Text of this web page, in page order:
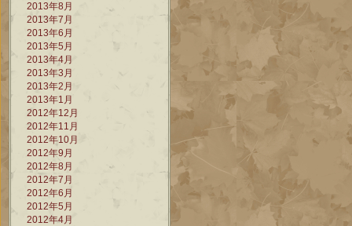
2013年8月
2013年7月
2013年6月
2013年5月
2013年4月
2013年3月
2013年2月
2013年1月
2012年12月
2012年11月
2012年10月
2012年9月
2012年8月
2012年7月
2012年6月
2012年5月
2012年4月